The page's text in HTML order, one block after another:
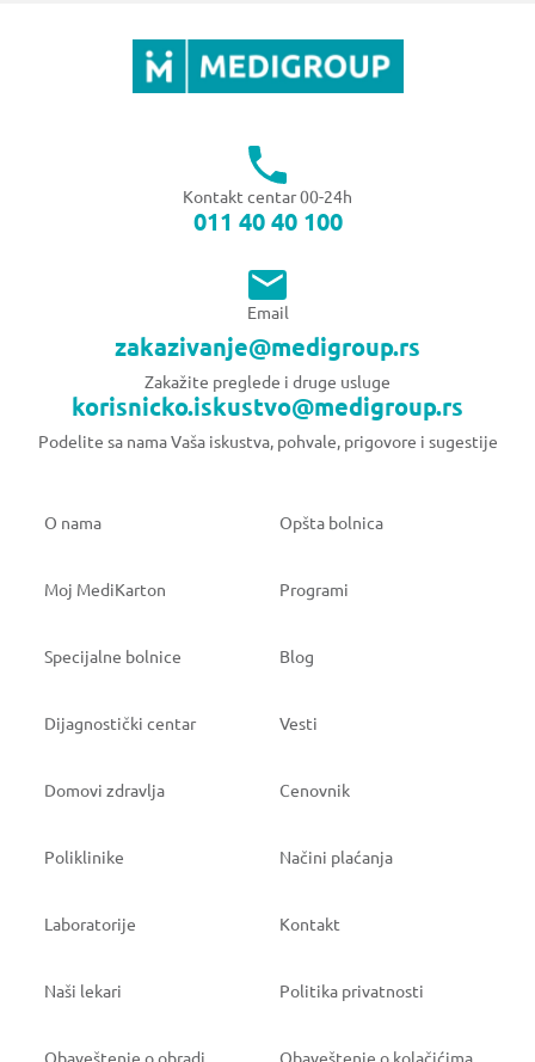
Kontakt centar 00-24h
011 40 40 100
Email
zakazivanje@medigroup.rs
Zakažite preglede i druge usluge
korisnicko.iskustvo@medigroup.rs
Podelite sa nama Vaša iskustva, pohvale, prigovore i sugestije
O nama Opšta bolnica
Moj MediKarton Programi
Specijalne bolnice Blog
Dijagnostički centar Vesti
Domovi zdravlja Cenovnik
Poliklinike Načini plaćanja
Laboratorije Kontakt
Naši lekari Politika privatnosti
Obaveštenje o obradi Obaveštenje o kolačićima